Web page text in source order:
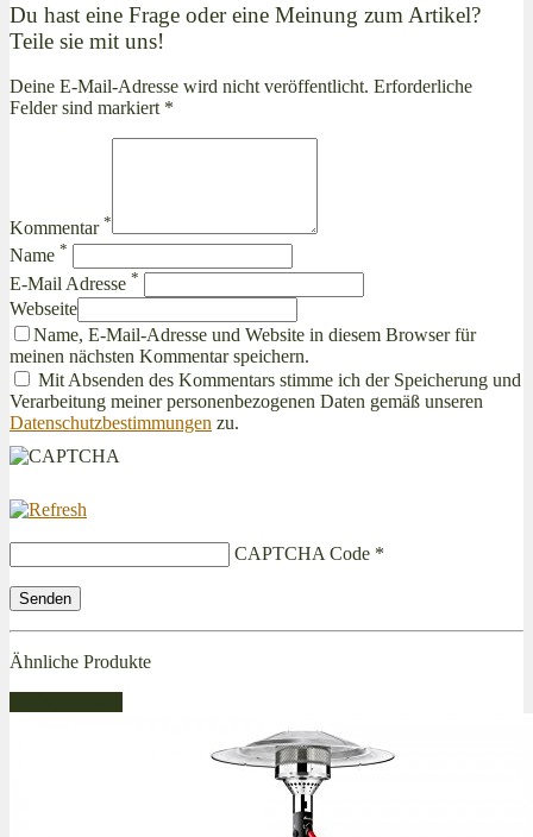
Du hast eine Frage oder eine Meinung zum Artikel?
Teile sie mit uns!
Deine E-Mail-Adresse wird nicht veröffentlicht. Erforderliche
Felder sind markiert *
Kommentar *
Name *
E-Mail Adresse *
Webseite
Name, E-Mail-Adresse und Website in diesem Browser für
meinen nächsten Kommentar speichern.
Mit Absenden des Kommentars stimme ich der Speicherung und
Verarbeitung meiner personenbezogenen Daten gemäß unseren
Datenschutzbestimmungen zu.
CAPTCHA Code *
Ähnliche Produkte